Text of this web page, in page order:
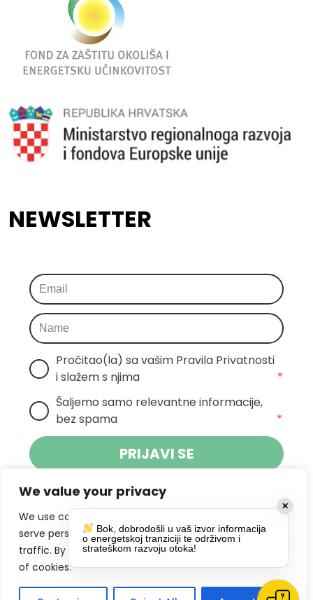
We value your privacy
We use cookies to enhance your browsing experience,
serve personalized ads or content, and analyze our
traffic. By clicking "Accept All", you consent to our use
of cookies.
NEWSLETTER
Pročitao(la) sa vašim Pravila Privatnosti
i slažem s njima
*
Šaljemo samo relevantne informacije,
bez spama
*
PRIJAVI SE
Klikom na gumb dajete suglasnost za
primanje novosti Pokreta Otoka te se
slažete spolitikom privatnosti.
DRUŠTVENE MREŽE
✕
Bok, dobrodošli u vaš izvor informacija
o energetskoj tranziciji te održivom i
strateškom razvoju otoka!